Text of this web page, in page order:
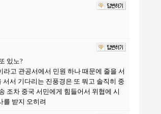
있노?
고 관공서에서 민원 하나 때문에 줄을 서
서 기다리는 진풍경은 또 뭐고 솔직히 중
조차 중국 서민에게 힘들어서 위협에 시
를 받지 오히려